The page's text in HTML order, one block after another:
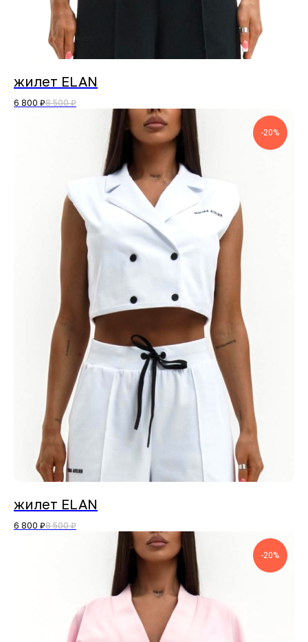
жилет ELAN
6 800 ₽8 500 ₽
-20%
жилет ELAN
6 800 ₽8 500 ₽
-20%